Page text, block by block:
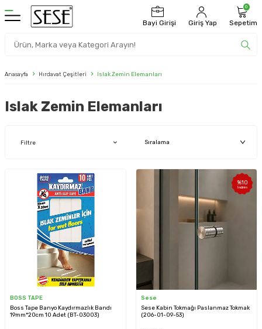
Bayi Girişi Giriş Yap
0
Sepetim
Anasayfa Hırdavat Çeşitleri Islak Zemin Elemanları
Islak Zemin Elemanları
Filtre
BOSS TAPE
Boss Tape Banyo Kaydırmazlık Bandı
19mm*20cm 10 Adet (BT-03003)
%10
İndirim
Sese
Sese Kabin Tokmağı Paslanmaz Tokmak
(206-01-09-53)